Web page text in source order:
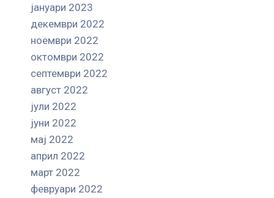
јануари 2023
декември 2022
ноември 2022
октомври 2022
септември 2022
август 2022
јули 2022
јуни 2022
мај 2022
април 2022
март 2022
февруари 2022